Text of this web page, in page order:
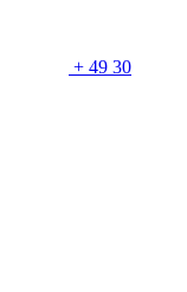
+ 49 30